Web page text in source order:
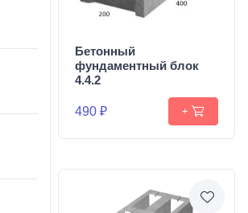
Бетонный
фундаментный блок
4.4.2
490 ₽ +